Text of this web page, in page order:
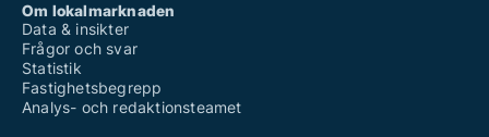
Om lokalmarknaden
Data & insikter
Frågor och svar
Statistik
Fastighetsbegrepp
Analys- och redaktionsteamet